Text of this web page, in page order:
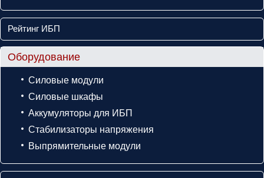
Рейтинг ИБП
Оборудование
Силовые модули
Силовые шкафы
Аккумуляторы для ИБП
Стабилизаторы напряжения
Выпрямительные модули